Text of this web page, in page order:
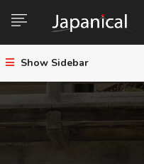
Show Sidebar